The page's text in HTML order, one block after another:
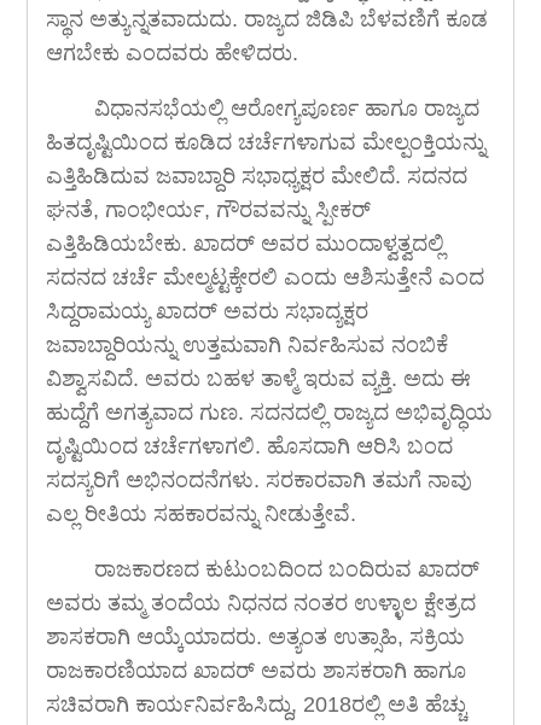
ಸ್ಥಾನ ಅತ್ಯುನ್ನತವಾದುದು. ರಾಜ್ಯದ ಜಿಡಿಪಿ ಬೆಳವಣಿಗೆ ಕೂಡ
ಆಗಬೇಕು ಎಂದವರು ಹೇಳಿದರು.
ವಿಧಾನಸಭೆಯಲ್ಲಿ ಆರೋಗ್ಯಪೂರ್ಣ ಹಾಗೂ ರಾಜ್ಯದ
ಹಿತದೃಷ್ಟಿಯಿಂದ ಕೂಡಿದ ಚರ್ಚೆಗಳಾಗುವ ಮೇಲ್ಪಂಕ್ತಿಯನ್ನು
ಎತ್ತಿಹಿಡಿದುವ ಜವಾಬ್ದಾರಿ ಸಭಾಧ್ಯಕ್ಷರ ಮೇಲಿದೆ. ಸದನದ
ಘನತೆ, ಗಾಂಭೀರ್ಯ, ಗೌರವವನ್ನು ಸ್ಪೀಕರ್
ಎತ್ತಿಹಿಡಿಯಬೇಕು. ಖಾದರ್ ಅವರ ಮುಂದಾಳ್ವತ್ವದಲ್ಲಿ
ಸದನದ ಚರ್ಚೆ ಮೇಲ್ಮಟ್ಟಕ್ಕೇರಲಿ ಎಂದು ಆಶಿಸುತ್ತೇನೆ ಎಂದ
ಸಿದ್ದರಾಮಯ್ಯ ಖಾದರ್ ಅವರು ಸಭಾದ್ಯಕ್ಷರ
ಜವಾಬ್ದಾರಿಯನ್ನು ಉತ್ತಮವಾಗಿ ನಿರ್ವಹಿಸುವ ನಂಬಿಕೆ
ವಿಶ್ವಾಸವಿದೆ. ಅವರು ಬಹಳ ತಾಳ್ಮೆ ಇರುವ ವ್ಯಕ್ತಿ. ಅದು ಈ
ಹುದ್ದೆಗೆ ಅಗತ್ಯವಾದ ಗುಣ. ಸದನದಲ್ಲಿ ರಾಜ್ಯದ ಅಭಿವೃದ್ಧಿಯ
ದೃಷ್ಟಿಯಿಂದ ಚರ್ಚೆಗಳಾಗಲಿ. ಹೊಸದಾಗಿ ಆರಿಸಿ ಬಂದ
ಸದಸ್ಯರಿಗೆ ಅಭಿನಂದನೆಗಳು. ಸರಕಾರವಾಗಿ ತಮಗೆ ನಾವು
ಎಲ್ಲ ರೀತಿಯ ಸಹಕಾರವನ್ನು ನೀಡುತ್ತೇವೆ.
ರಾಜಕಾರಣದ ಕುಟುಂಬದಿಂದ ಬಂದಿರುವ ಖಾದರ್
ಅವರು ತಮ್ಮ ತಂದೆಯ ನಿಧನದ ನಂತರ ಉಳ್ಳಾಲ ಕ್ಷೇತ್ರದ
ಶಾಸಕರಾಗಿ ಆಯ್ಕೆಯಾದರು. ಅತ್ಯಂತ ಉತ್ಸಾಹಿ, ಸಕ್ರಿಯ
ರಾಜಕಾರಣಿಯಾದ ಖಾದರ್ ಅವರು ಶಾಸಕರಾಗಿ ಹಾಗೂ
ಸಚಿವರಾಗಿ ಕಾರ್ಯನಿರ್ವಹಿಸಿದ್ದು, 2018ರಲ್ಲಿ ಅತಿ ಹೆಚ್ಚು